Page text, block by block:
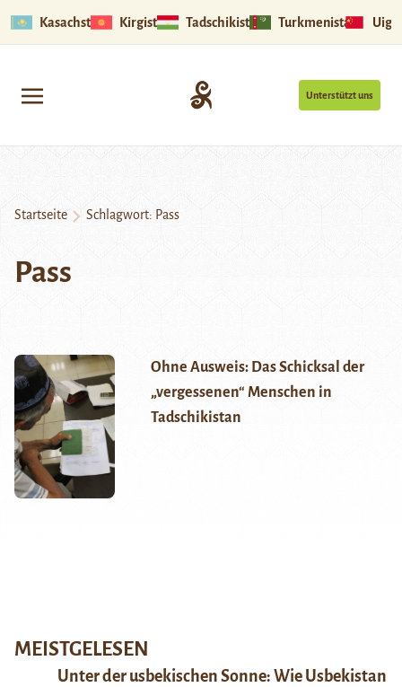
Kasachstan Kirgistan Tadschikistan Turkmenistan
Unterstützt uns
Startseite Schlagwort: Pass
Pass
Ohne Ausweis: Das Schicksal der
„vergessenen“ Menschen in
Tadschikistan
MEISTGELESEN
Unter der usbekischen Sonne: Wie Usbekistan